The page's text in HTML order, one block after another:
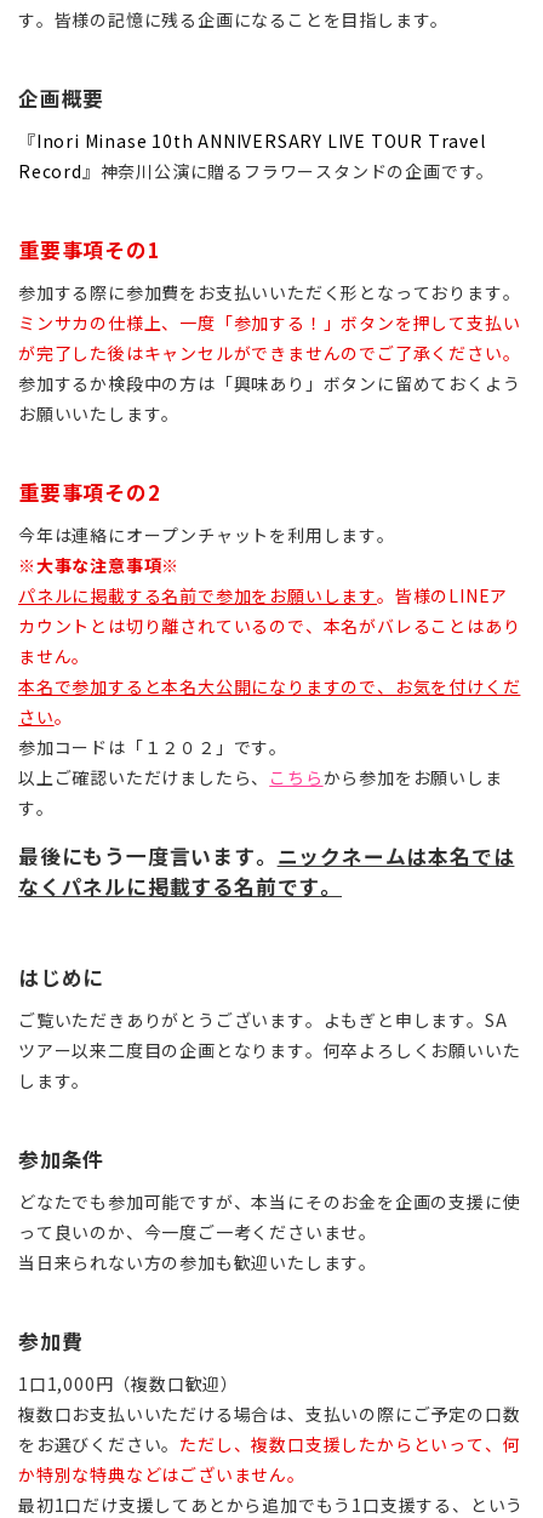
す。皆様の記憶に残る企画になることを目指します。
企画概要
『Inori Minase 10th ANNIVERSARY LIVE TOUR Travel
Record 』神奈川公演に贈るフラワースタンドの企画です。
重要事項その1
参加する際に参加費をお支払いいただく形となっております。
ミンサカの仕様上、一度「参加する！」ボタンを押して支払い
が完了した後はキャンセルができませんのでご了承ください。
参加するか検段中の方は「興味あり」ボタンに留めておくよう
お願いいたします。
重要事項その2
今年は連絡にオープンチャットを利用します。
※大事な注意事項※
パネルに掲載する名前で参加をお願いします。皆様のLINEア
カウントとは切り離されているので、本名がバレることはあり
ません。
本名で参加すると本名大公開になりますので、お気を付けくだ
さい。
参加コードは「１２０２」です。
以上ご確認いただけましたら、 こちらから参加をお願いしま
す。
最後にもう一度言います。 ニックネームは本名では
なくパネルに掲載する名前です。
はじめに
ご覧いただきありがとうございます。よもぎと申します。SA
ツアー以来二度目の企画となります。何卒よろしくお願いいた
します。
参加条件
どなたでも参加可能ですが、本当にそのお金を企画の支援に使
って良いのか、今一度ご一考くださいませ。
当日来られない方の参加も歓迎いたします。
参加費
1口1,000円（複数口歓迎）
複数口お支払いいただける場合は、支払いの際にご予定の口数
をお選びください。 ただし、複数口支援したからといって、何
か特別な特典などはございません。
最初1口だけ支援してあとから追加でもう1口支援する、という